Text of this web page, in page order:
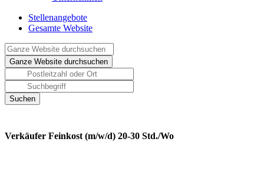
Stellenangebote
Gesamte Website
Verkäufer Feinkost (m/w/d) 20-30 Std./Wo